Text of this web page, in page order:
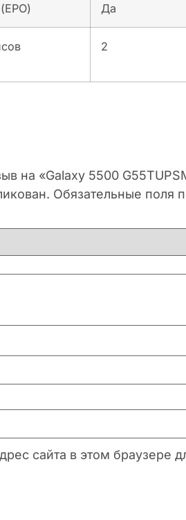
Да
2
на «Galaxy 5500
Обязательные поля
сайта в этом